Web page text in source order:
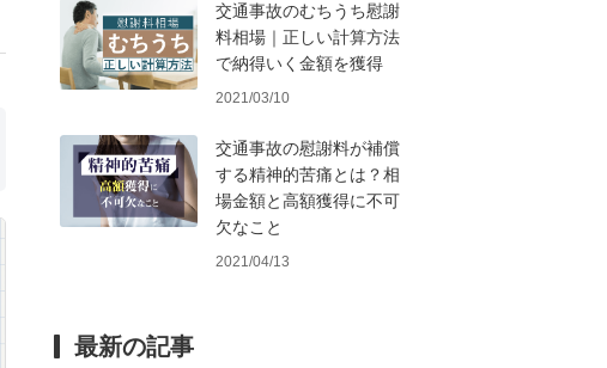
交通事故のむちうち慰謝
料相場｜正しい計算方法
で納得いく金額を獲得
2021/03/10
交通事故の慰謝料が補償
する精神的苦痛とは？相
場金額と高額獲得に不可
欠なこと
2021/04/13
最新の記事